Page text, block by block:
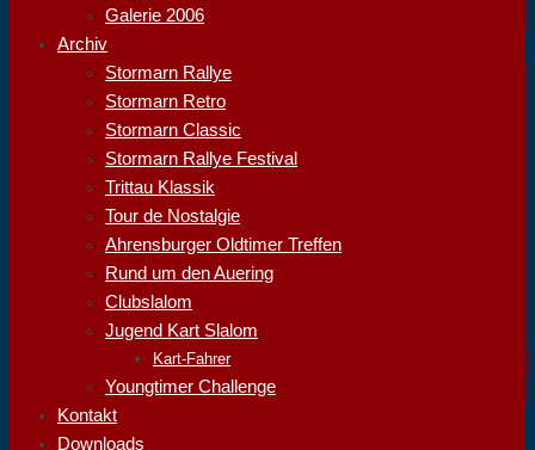
Galerie 2006
Archiv
Stormarn Rallye
Stormarn Retro
Stormarn Classic
Stormarn Rallye Festival
Trittau Klassik
Tour de Nostalgie
Ahrensburger Oldtimer Treffen
Rund um den Auering
Clubslalom
Jugend Kart Slalom
Kart-Fahrer
Youngtimer Challenge
Kontakt
Downloads